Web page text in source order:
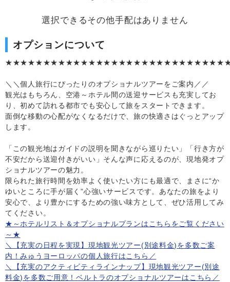
選択できるその他手配はありません
オプションについて
＼＼個人旅行にぴったりのオプショナルツアーをご案内／／
観光はもちろん、空港～ホテル間の送迎サービスも充実してお
り、初めて訪れる都市でも安心して旅をスタートできます。
面倒な移動の心配がなくなるだけで、旅の快適さはぐっとアップ
します。
「この観光地はガイドの説明を聞きながら巡りたい」「行き方が
不安だから送迎付きがいい」そんな声に応えるのが、現地発オプ
ショナルツアーの魅力。
限られた旅行時間を効率よく使いたい方にも最適で、まさに“か
ゆいところに手が届く”心強いサービスです。あなたの旅をより
安心で、より豊かにするための強い味方として、ぜひ活用してみ
てください。
★～ホテルリスト＆オプショナルプランはこちらをご覧ください
～★
＼【充実の日程を実現】現地観光ツアー(別途料金)を多数ご案
内！みゅうヨーロッパの個人旅行はこちら／
＼【充実のアクティビティラインナップ】現地観光ツアー(別途
料金)を多数ご用意！ベルトラのオプショナルツアーはこちら／